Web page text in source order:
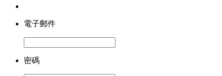
電子郵件
密碼